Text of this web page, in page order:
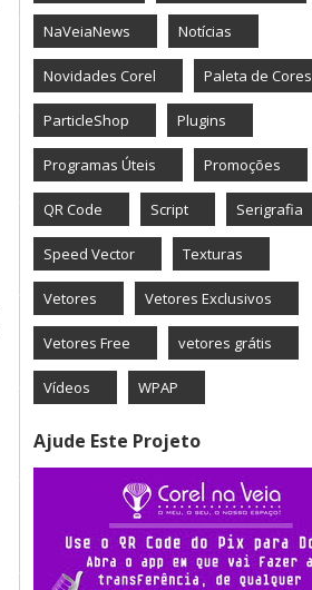
NaVeiaNews Notícias
Novidades Corel Paleta de Cores
ParticleShop Plugins
Programas Úteis Promoções
QR Code Script Serigrafia
Speed Vector Texturas
Vetores Vetores Exclusivos
Vetores Free vetores grátis
Vídeos WPAP
Ajude Este Projeto